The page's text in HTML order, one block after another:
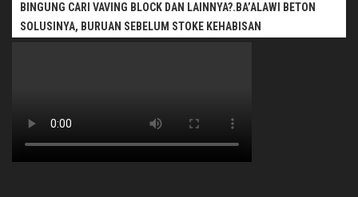
BINGUNG CARI VAVING BLOCK DAN LAINNYA?.BA’ALAWI BETON
SOLUSINYA, BURUAN SEBELUM STOKE KEHABISAN